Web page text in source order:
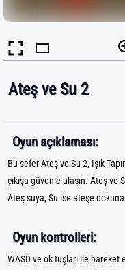
Ateş ve Su 2
Oyun açıklaması:
Bu sefer Ateş ve Su 2, Işık
çıkışa güvenle ulaşın. Ateş ve
Ateş suya, Su ise ateşe
Oyun kontrolleri:
WASD ve ok tuşları ile